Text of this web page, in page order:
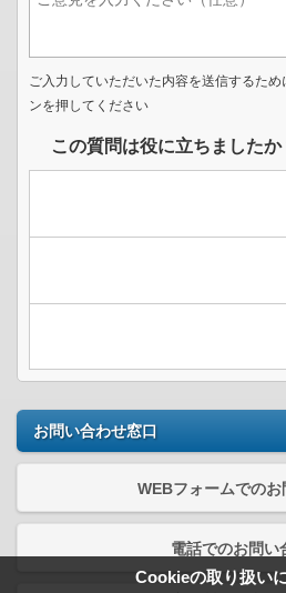
Cookieの取り扱い
ご入力していただいた内容を送信するた
ンを押してください
この質問は役に立ちましたか
お問い合わせ窓口
WEBフォームでのお
電話でのお問い